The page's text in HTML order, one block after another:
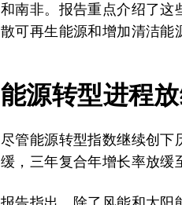
和南非。报告重点介绍了这
散可再生能源和增加清洁能
能源转型进程
尽管能源转型指数继续创
缓，三年复合年增长率放缓